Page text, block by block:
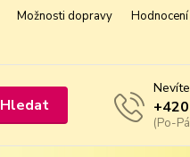
Možnosti dopravy
Hledat
(Po-